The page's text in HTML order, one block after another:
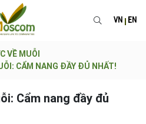
VN EN
VỀ MUỖI
CẨM NANG ĐẦY ĐỦ NHẤT!
Cẩm nang đầy đủ